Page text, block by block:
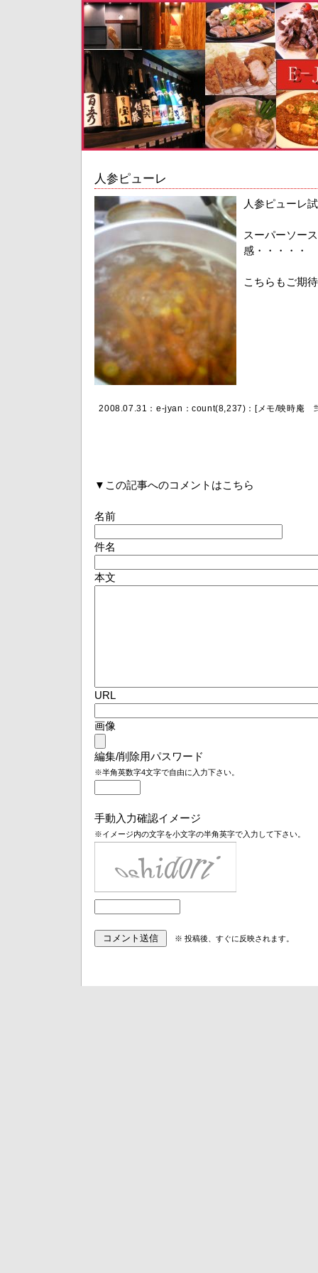
人参ピューレ
人参ピューレ
スーパーソー
感・・・・・
こちらもご期
2008.07.31： e-jyan ：count(8,237)：[メモ/映時庵
▼この記事へのコメントはこちら
名前
件名
本文
URL
画像
編集/削除用パスワード
※半角英数字4文字で自由に入力下さい。
手動入力確認イメージ
※イメージ内の文字を小文字の半角英字で入力して下さい。
※ 投稿後、すぐに反映されます。